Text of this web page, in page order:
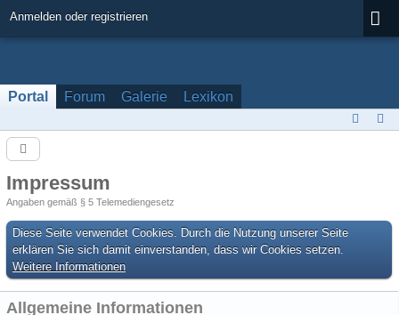
Anmelden oder registrieren
Portal Forum Galerie Lexikon
Impressum
Angaben gemäß § 5 Telemediengesetz
Diese Seite verwendet Cookies. Durch die Nutzung unserer Seite
erklären Sie sich damit einverstanden, dass wir Cookies setzen.
Weitere Informationen
Allgemeine Informationen